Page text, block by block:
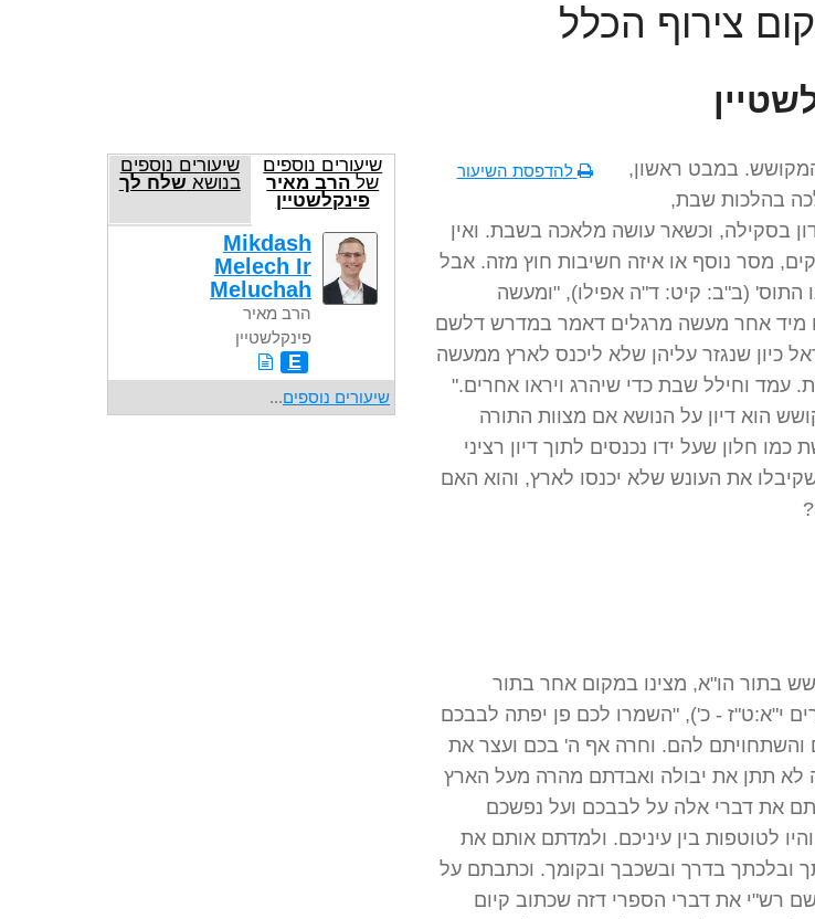
צירוף הכלל
להדפסת השיעור
במבט ראשון,
בהלכות שבת,
בסקילה, וכשאר עושה מלאכה בשבת. ואין
מסר נוסף או איזה חשיבות חוץ מזה. אבל
התוס' (ב"ב: קיט: ד"ה אפילו), "ומעשה
מיד אחר מעשה מרגלים דאמר במדרש דלשם
כיון שנגזר עליהן שלא ליכנס לארץ ממעשה
עמד וחילל שבת כדי שיהרג ויראו אחרים."
הוא דיון על הנושא אם מצוות התורה
חלון שעל ידו נכנסים לתוך דיון רציני
את העונש שלא יכנסו לארץ, והוא האם
בתור הו"א, מצינו במקום אחר בתור
י"א:ט"ז - כ'), "השמרו לכם פן יפתה לבבכם
והשתחויתם להם. וחרה אף ה' בכם ועצר את
לא תתן את יבולה ואבדתם מהרה מעל הארץ
את דברי אלה על לבבכם ועל נפשכם
לטוטפות בין עיניכם. ולמדתם אותם את
ובלכתך בדרך ובשכבך ובקומך. וכתבתם על
רש"י את דברי הספרי דזה שכתוב קיום
שיעורים נוספים
של הרב מאיר
פינקלשטיין
שיעורים נוספים
בנושא שלח לך
Mikdash
Melech Ir
Meluchah
הרב מאיר
פינקלשטיין
E
שיעורים נוספים...